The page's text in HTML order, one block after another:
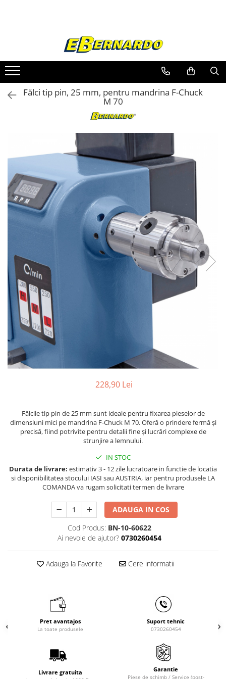
Prelucrare metal
Fierastraie pentru metal
Ferastraie mobile pentru metal
Fierastraie prelucrare metal
Ferastraie circulare pentru metal
Dispozitive de sudare pentru panze
Ferastraie automate cu banda si
Ferastraie metal cu banda si taiere
dubla semiautomate
Ferastraie prelucrare metal cu
banda si taiere dubla
Ferastraie verticale
Strunguri pentru metal
Strunguri CNC
Strunguri cu cutie de viteze
Strunguri cu surub de ghidare
Strunguri de precizie
Strunguri metal cu freza
Strunguri universale
Strunguri universale cu afisaj
digital
Strunguri universale cu viteza
variabila
si coloana
Masini de gaurit cu angrenaj, masa
si coloana
Masini de gaurit cu coloana
Masini de gaurit cu coloana si cap
de actionare
Masini de gaurit cu coloana si
curea de distributie
Masini de gaurit cu masa
Masini de gaurit cu stand si
Masini de gaurit radiale
Masini de gaurit si frezat
Masini de gaurit cu freza
Centre de prelucrare verticale CNC
Masini de frezat cu batiu
Masini de frezat multifunctionale
Masini de frezat universale SERVO
Masini de frezat verticale
Masini de slefuit metal
Fălci tip pin, 25 mm, pentru mandrina F-Chuck
M 70
228,90 Lei
Fălcile tip pin de 25 mm sunt ideale pentru fixarea pieselor de
dimensiuni mici pe mandrina F-Chuck M 70. Oferă o prindere fermă și
precisă, fiind potrivite pentru detalii fine și lucrări complexe de
strunjire a lemnului.
IN STOC
Durata de livrare: estimativ 3 - 12 zile lucratoare in functie de locatia
si disponibilitatea stocului IASI sau AUSTRIA, iar pentru produsele LA
COMANDA va rugam solicitati termen de livrare
ADAUGA IN COS
Cod Produs: BN-10-60622
Ai nevoie de ajutor? 0730260454
Adauga la Favorite Cere informatii
Pret avantajos
La toate produsele
Suport tehnic
0730260454
Livrare gratuita Garantie
Piese de schimb / Service (post-